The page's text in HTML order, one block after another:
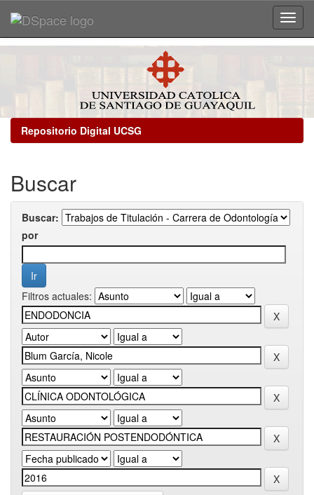
Repositorio Digital UCSG
Buscar
Buscar:
por
Filtros actuales: